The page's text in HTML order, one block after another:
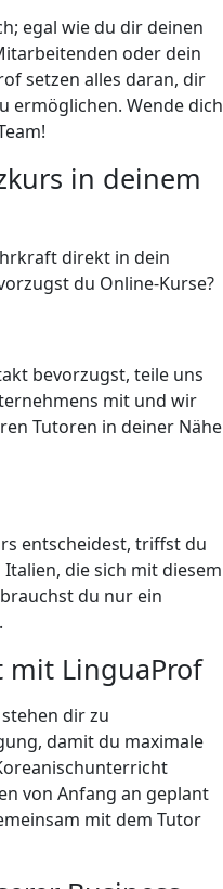
egal wie du dir deinen
oder dein
setzen alles daran, dir
ermöglichen. Wende dich
in deinem
direkt in dein
du Online-Kurse?
bevorzugst, teile uns
mit und wir
Tutoren in deiner Nähe
entscheidest, triffst du
die sich mit diesem
du nur ein
mit LinguaProf
dir zu
damit du maximale
von Anfang an geplant
mit dem Tutor